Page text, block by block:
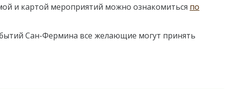
и картой мероприятий можно ознакомиться по
Сан-Фермина все желающие могут принять